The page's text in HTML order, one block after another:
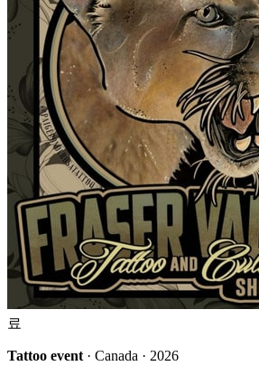
료
Tattoo event · Canada · 2026